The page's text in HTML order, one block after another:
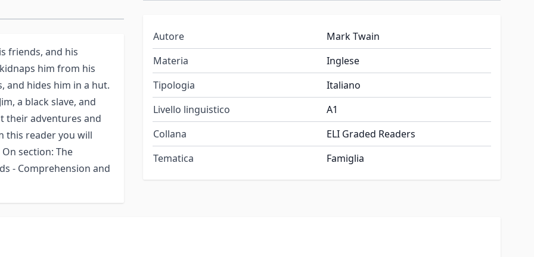
friends, and his
him from his
and hides him in a hut.
a black slave, and
their adventures and
this reader you will
section: The
- Comprehension and
Autore
Mark Twain
Materia
Inglese
Tipologia
Italiano
Livello linguistico
A1
Collana
ELI Graded Readers
Tematica
Famiglia